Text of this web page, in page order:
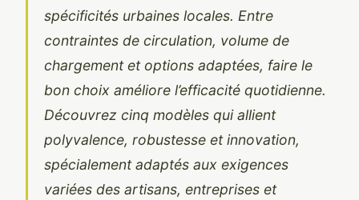
spécificités urbaines locales. Entre
contraintes de circulation, volume de
chargement et options adaptées, faire le
bon choix améliore l’efficacité quotidienne.
Découvrez cinq modèles qui allient
polyvalence, robustesse et innovation,
spécialement adaptés aux exigences
variées des artisans, entreprises et